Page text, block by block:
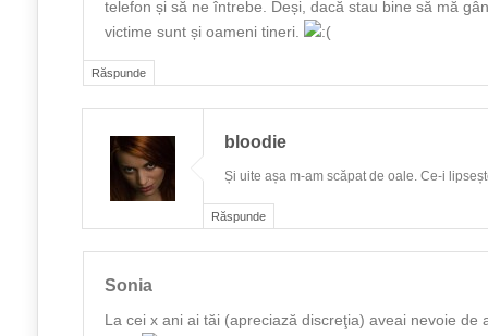
Răspunde
telefon și să ne întrebe. Deși, dacă stau bine să mă
victime sunt și oameni tineri.
Răspunde
bloodie
Și uite așa m-am scăpat de oale. Ce-i
Sonia
La cei x ani ai tăi (apreciază discreţia) aveai nevoie de